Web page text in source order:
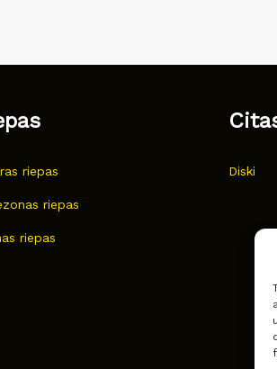
riepas
riepas
riepas
Diski